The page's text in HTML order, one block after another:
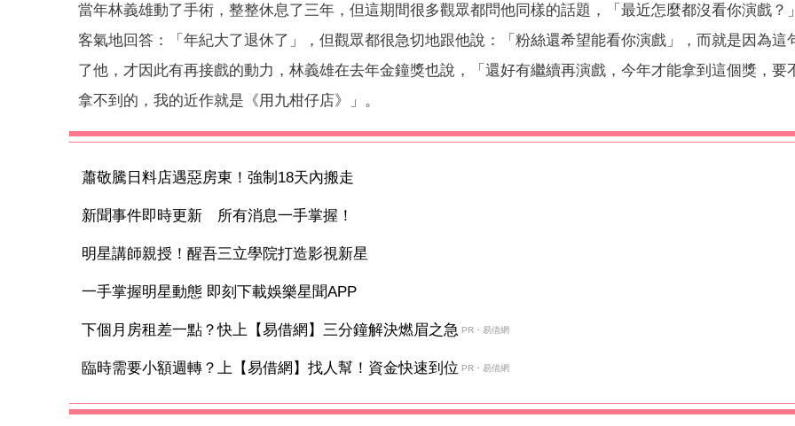
當年林義雄動了手術，整整休息了三年，但這期間很多觀眾都問他同樣的話題，「最近怎麼都沒看你演戲？
客氣地回答：「年紀大了退休了」，但觀眾都很急切地跟他說：「粉絲還希望能看你演戲」，而就是因為這
了他，才因此有再接戲的動力，林義雄在去年金鐘獎也說，「還好有繼續再演戲，今年才能拿到這個獎，要
拿不到的，我的近作就是《用九柑仔店》」。
蕭敬騰日料店遇惡房東！強制18天內搬走
新聞事件即時更新 所有消息一手掌握！
明星講師親授！醒吾三立學院打造影視新星
一手掌握明星動態 即刻下載娛樂星聞APP
下個月房租差一點？快上【易借網】三分鐘解決燃眉之急 PR・易借網
臨時需要小額週轉？上【易借網】找人幫！資金快速到位 PR・易借網